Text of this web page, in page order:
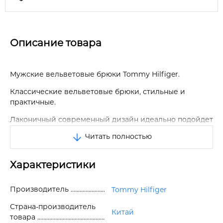
Описание товара
Мужские вельветовые брюки Tommy Hilfiger.
Классические вельветовые брюки, стильные и
практичные.
Лаконичный современный дизайн идеально подойдет
Застегиваются на молнию, крючок и пуговицу.
Два кармана по бокам и два прорезных на пуговицах
Есть петли для ремня.
Отличное качество.
Читать полностью
Характеристики
Производитель
Tommy Hilfiger
Страна-производитель
товара
Китай